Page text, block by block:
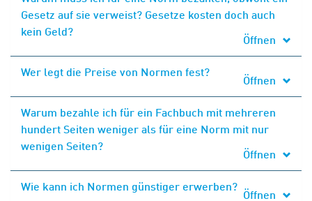
Gesetz auf sie verweist? Gesetze kosten doch auch
kein Geld?
Öffnen
Wer legt die Preise von Normen fest?
Öffnen
Warum bezahle ich für ein Fachbuch mit mehreren
hundert Seiten weniger als für eine Norm mit nur
wenigen Seiten?
Öffnen
Wie kann ich Normen günstiger erwerben?
Öffnen